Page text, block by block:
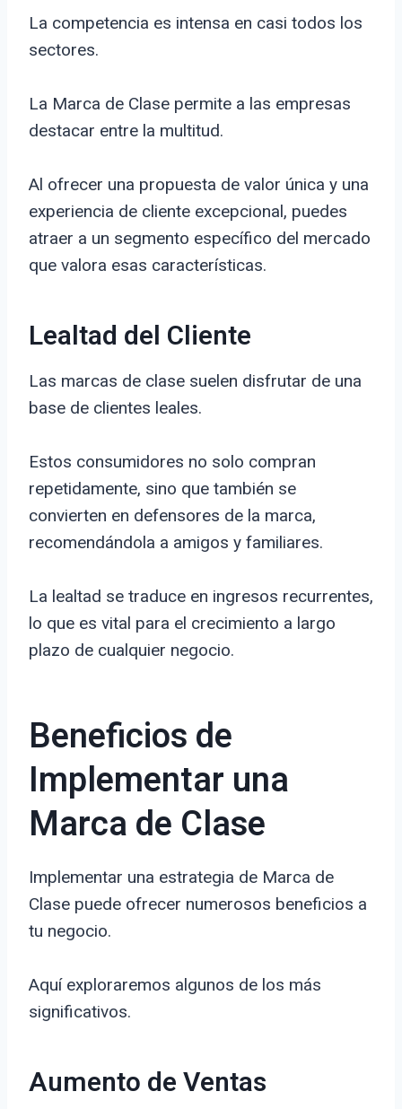
La competencia es intensa en casi todos los
sectores.
La Marca de Clase permite a las empresas
destacar entre la multitud.
Al ofrecer una propuesta de valor única y una
experiencia de cliente excepcional, puedes
atraer a un segmento específico del mercado
que valora esas características.
Lealtad del Cliente
Las marcas de clase suelen disfrutar de una
base de clientes leales.
Estos consumidores no solo compran
repetidamente, sino que también se
convierten en defensores de la marca,
recomendándola a amigos y familiares.
La lealtad se traduce en ingresos recurrentes,
lo que es vital para el crecimiento a largo
plazo de cualquier negocio.
Beneficios de
Implementar una
Marca de Clase
Implementar una estrategia de Marca de
Clase puede ofrecer numerosos beneficios a
tu negocio.
Aquí exploraremos algunos de los más
significativos.
Aumento de Ventas